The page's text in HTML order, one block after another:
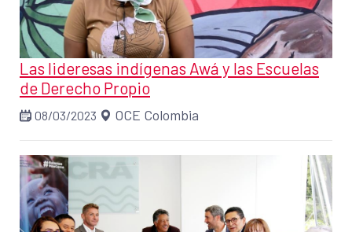
Las lideresas indígenas Awá y las Escuelas
de Derecho Propio
08/03/2023 OCE Colombia